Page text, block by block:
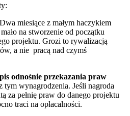
Dwa miesiące z małym haczykiem
na stworzenie od początku
projektu. Grozi to rywalizacją
a nie pracą nad czymś
odnośnie przekazania praw
tym wynagrodzenia. Jeśli nagroda
za pełnię praw do danego projektu
traci na opłacalności.